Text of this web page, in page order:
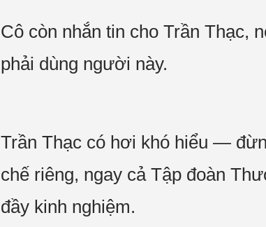
Cô còn nhắn tin cho Trần Thạc,
phải dùng người này.
Trần Thạc có hơi khó hiểu —
chế riêng, ngay cả Tập đoàn
đầy kinh nghiệm.